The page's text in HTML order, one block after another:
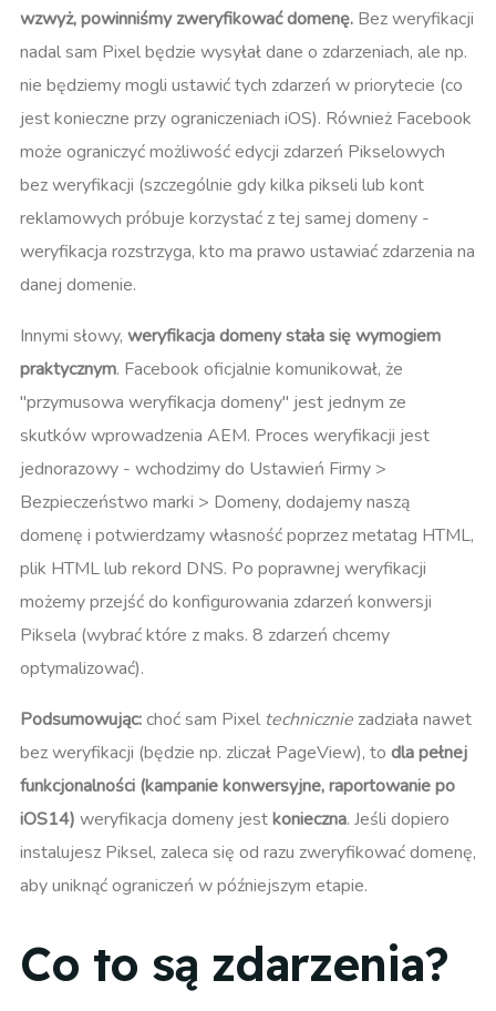
wzwyż, powinniśmy zweryfikować domenę. Bez weryfikacji
nadal sam Pixel będzie wysyłał dane o zdarzeniach, ale np.
nie będziemy mogli ustawić tych zdarzeń w priorytecie (co
jest konieczne przy ograniczeniach iOS). Również Facebook
może ograniczyć możliwość edycji zdarzeń Pikselowych
bez weryfikacji (szczególnie gdy kilka pikseli lub kont
reklamowych próbuje korzystać z tej samej domeny -
weryfikacja rozstrzyga, kto ma prawo ustawiać zdarzenia na
danej domenie​.
Innymi słowy, weryfikacja domeny stała się wymogiem
praktycznym. Facebook oficjalnie komunikował, że
"przymusowa weryfikacja domeny" jest jednym ze
skutków wprowadzenia AEM​. Proces weryfikacji jest
jednorazowy - wchodzimy do Ustawień Firmy >
Bezpieczeństwo marki > Domeny, dodajemy naszą
domenę i potwierdzamy własność poprzez metatag HTML,
plik HTML lub rekord DNS. Po poprawnej weryfikacji
możemy przejść do konfigurowania zdarzeń konwersji
Piksela (wybrać które z maks. 8 zdarzeń chcemy
optymalizować).
Podsumowując:choć sam Pixel technicznie zadziała nawet
bez weryfikacji (będzie np. zliczał PageView), to dla pełnej
funkcjonalności (kampanie konwersyjne, raportowanie po
iOS14) weryfikacja domeny jestkonieczna. Jeśli dopiero
instalujesz Piksel, zaleca się od razu zweryfikować domenę,
aby uniknąć ograniczeń w późniejszym etapie.
Co to są zdarzenia?